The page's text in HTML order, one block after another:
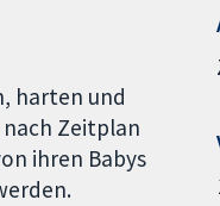
harten und
Zeitplan
ihren Babys